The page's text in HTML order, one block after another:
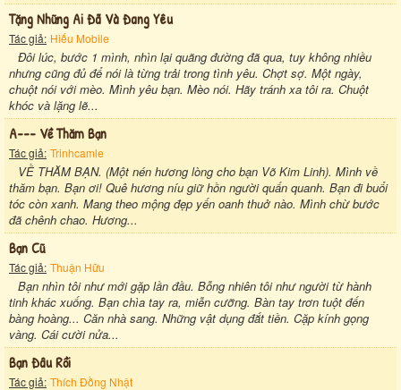
Tặng Những Ai Đã Và Đang Yêu
Tác giả: Hiếu Mobile
Đôi lúc, bước 1 mình, nhìn lại quãng đường đã qua, tuy không nhiều
nhưng cũng đủ để nói là từng trải trong tình yêu. Chợt sợ. Một ngày,
chuột nói với mèo. Mình yêu bạn. Mèo nói. Hãy tránh xa tôi ra. Chuột
khóc và lặng lẽ...
A--- Về Thăm Bạn
Tác giả: Trinhcamle
VỀ THĂM BẠN. (Một nén hương lòng cho bạn Võ Kim Linh). Mình về
thăm bạn. Bạn ơi! Quê hương níu giữ hồn người quấn quanh. Bạn đi buổi
tóc còn xanh. Mang theo mộng đẹp yến oanh thuở nào. Mình chừ bước
đã chênh chao. Hương...
Bạn Cũ
Tác giả: Thuận Hữu
Bạn nhìn tôi như mới gặp lần đầu. Bỗng nhiên tôi như người từ hành
tinh khác xuống. Bạn chìa tay ra, miễn cưỡng. Bàn tay trơn tuột đến
bàng hoàng... Căn nhà sang. Những vật dụng đắt tiền. Cặp kính gọng
vàng. Cái cười nửa...
Bạn Đâu Rồi
Tác giả: Thích Đồng Nhật